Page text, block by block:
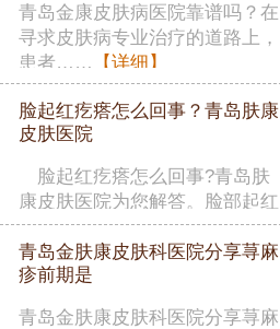
青岛金康皮肤病医院靠谱吗？在
寻求皮肤病专业治疗的道路上，
患者…… 【详细】
脸起红疙瘩怎么回事？青岛肤康
皮肤医院
脸起红疙瘩怎么回事?青岛肤
康皮肤医院为您解答。脸部起红
疙瘩……【详细】
青岛金肤康皮肤科医院分享荨麻
疹前期是
青岛金肤康皮肤科医院分享荨麻